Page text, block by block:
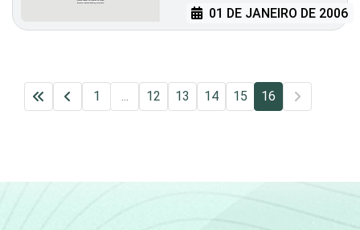
01 DE JANEIRO DE 2006
1 ... 12 13 14 15 16